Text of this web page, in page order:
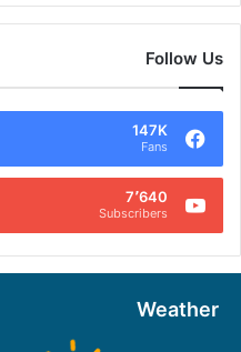
Follow Us
147K
Fans
7٬640
Subscribers
Weather